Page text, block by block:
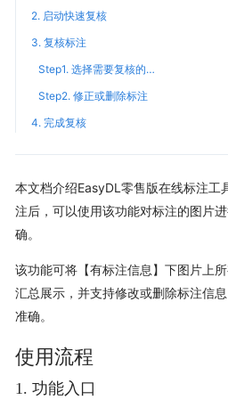
2. 启动快速复核
3. 复核标注
Step1. 选择需要复核的标签
Step2. 修正或删除标注
4. 完成复核
本文档介绍EasyDL零售版在线标注工
注后，可以使用该功能对标注的图片
确。
该功能可将【有标注信息】下图片上
汇总展示，并支持修改或删除标注信
准确。
使用流程
1. 功能入口